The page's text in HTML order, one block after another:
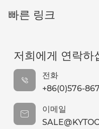
빠른 링크
저희에게 연락하
전화
+86(0)576-
이메일